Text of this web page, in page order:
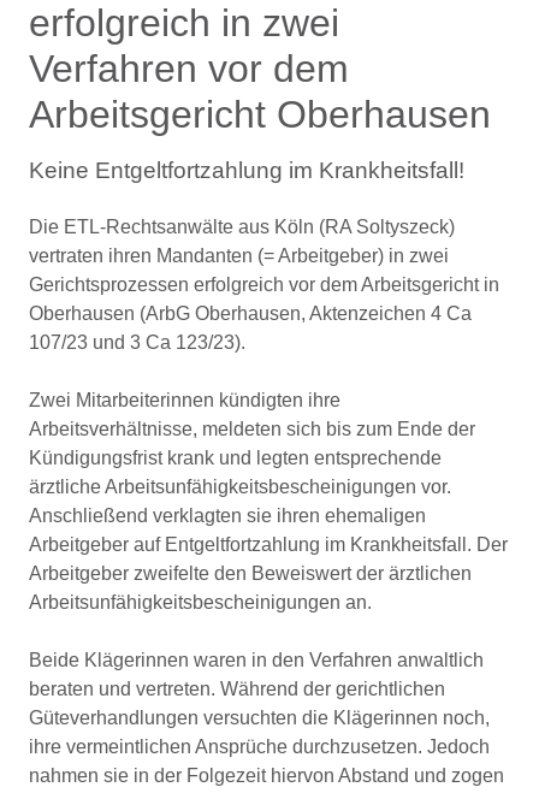
erfolgreich in zwei
Verfahren vor dem
Arbeitsgericht Oberhausen
Keine Entgeltfortzahlung im Krankheitsfall!
Die ETL-Rechtsanwälte aus Köln (RA Soltyszeck)
vertraten ihren Mandanten (= Arbeitgeber) in zwei
Gerichtsprozessen erfolgreich vor dem Arbeitsgericht in
Oberhausen (ArbG Oberhausen, Aktenzeichen 4 Ca
107/23 und 3 Ca 123/23).
Zwei Mitarbeiterinnen kündigten ihre
Arbeitsverhältnisse, meldeten sich bis zum Ende der
Kündigungsfrist krank und legten entsprechende
ärztliche Arbeitsunfähigkeitsbescheinigungen vor.
Anschließend verklagten sie ihren ehemaligen
Arbeitgeber auf Entgeltfortzahlung im Krankheitsfall. Der
Arbeitgeber zweifelte den Beweiswert der ärztlichen
Arbeitsunfähigkeitsbescheinigungen an.
Beide Klägerinnen waren in den Verfahren anwaltlich
beraten und vertreten. Während der gerichtlichen
Güteverhandlungen versuchten die Klägerinnen noch,
ihre vermeintlichen Ansprüche durchzusetzen. Jedoch
nahmen sie in der Folgezeit hiervon Abstand und zogen